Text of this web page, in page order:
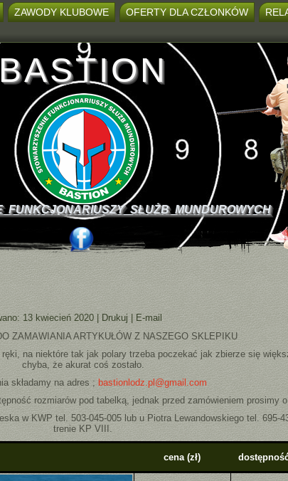
ZAWODY KLUBOWE OFERTY DLA CZŁONKÓW
BASTION
FUNKCJONARIUSZY SŁUŻB MUNDUROWYCH
13 kwiecień 2020 Drukuj
E-mail
ZAMAWIANIA ARTYKUŁÓW Z NASZEGO SKLEPIKU
na niektóre tak jak polary trzeba poczekać jak zbierze się
chyba, że akurat coś zostało.
składamy na adres ; bastionlodz.pl@gmail.com
rozmiarów pod tabelką, jednak przed zamówieniem prosimy
w KWP tel. 503-045-005 lub u Piotra Lewandowskiego tel. 695-
trenie KP VIII.
cena(zł)